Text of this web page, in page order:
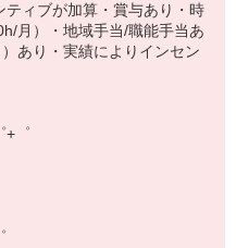
スト・エステ
導塾・人材紹介
官公庁案件
接OK！
。
ル、UQなど格安スマホまで幅
います！
ィブが加算・賞与あり・時
月）・地域手当/職能手当あ
あり・実績によりインセン
+゜